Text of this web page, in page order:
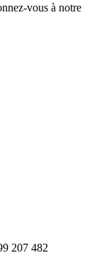
vous à notre
207 482